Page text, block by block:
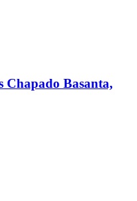
Chapado Basanta,